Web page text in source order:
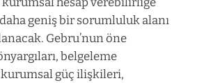
geniş bir sorumluluk alanı
Gebru’nun öne
belgeleme
güç ilişkileri,